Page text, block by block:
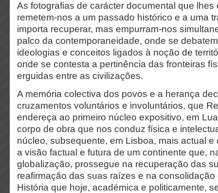
As fotografias de carácter documental que lhes
remetem-nos a um passado histórico e a uma
importa recuperar, mas empurram-nos
palco da contemporaneidade, onde se
ideologias e conceitos ligados à noção de
onde se contesta a pertinência das fronteiras
erguidas entre as civilizações.
A memória colectiva dos povos e a herança
cruzamentos voluntários e involuntários, que
endereça ao primeiro núcleo expositivo, em
corpo de obra que nos conduz física e
núcleo, subsequente, em Lisboa, mais actual e
a visão factual e futura de um continente que,
globalização, prossegue na recuperação das
reafirmação das suas raízes e na
História que hoje, académica e politicamente,